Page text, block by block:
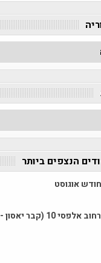
הנצפים ביותר
אוגוסט
קבר שודד הים מרחוב אלפסי 10 (קבר יאסון -